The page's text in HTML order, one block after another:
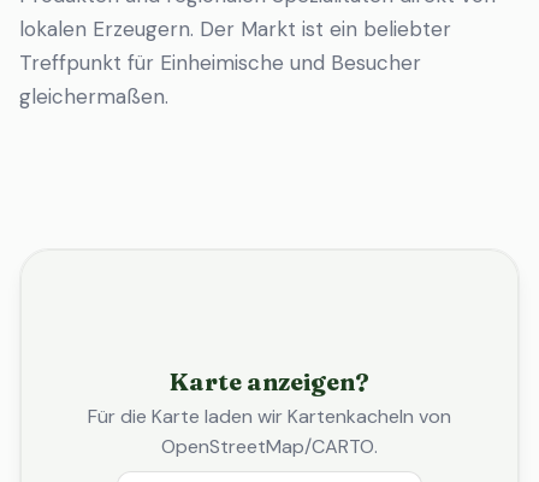
lokalen Erzeugern. Der Markt ist ein beliebter
Treffpunkt für Einheimische und Besucher
gleichermaßen.
Karte anzeigen?
Für die Karte laden wir Kartenkacheln von
OpenStreetMap/CARTO.